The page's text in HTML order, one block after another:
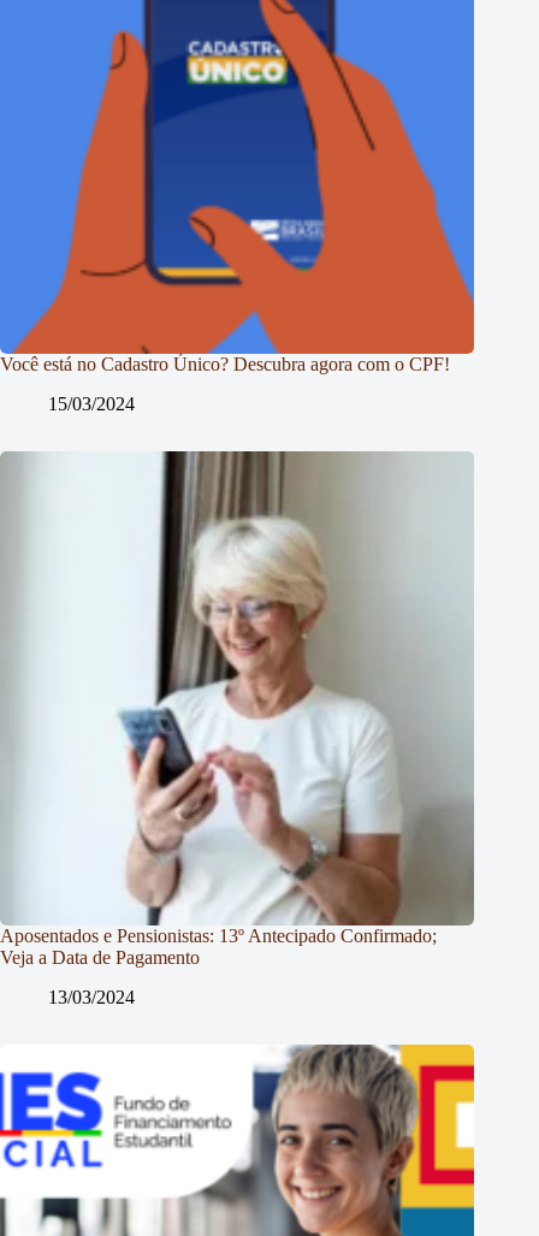
Você está no Cadastro Único? Descubra agora com o CPF!
15/03/2024
Aposentados e Pensionistas: 13º Antecipado Confirmado;
Veja a Data de Pagamento
13/03/2024